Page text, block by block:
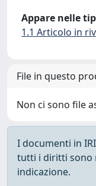
Appare nelle
1.1 Articolo in
File in questo
Non ci sono file
I documenti in
tutti i diritti sono
indicazione.